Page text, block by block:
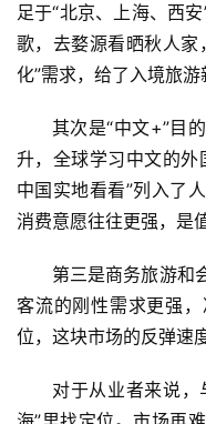
足于“北京、上海、西
歌，去婺源看晒秋人家
化”需求，给了入境旅游
其次是“中文+”目
升，全球学习中文的外
中国实地看看”列入了
消费意愿往往更强，是
第三是商务旅游和
客流的刚性需求更强
位，这块市场的反弹速
对于从业者来说，